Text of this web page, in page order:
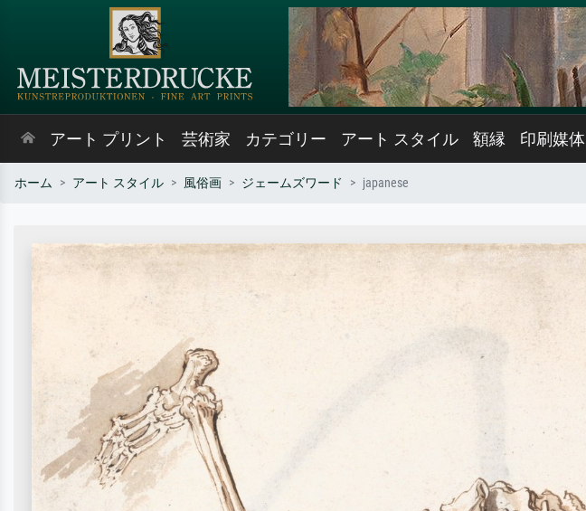
アート プリント 芸術家 カテゴリー アート スタイル 額縁 印刷媒体
ホーム アート スタイル 風俗画 ジェームズワード japanese